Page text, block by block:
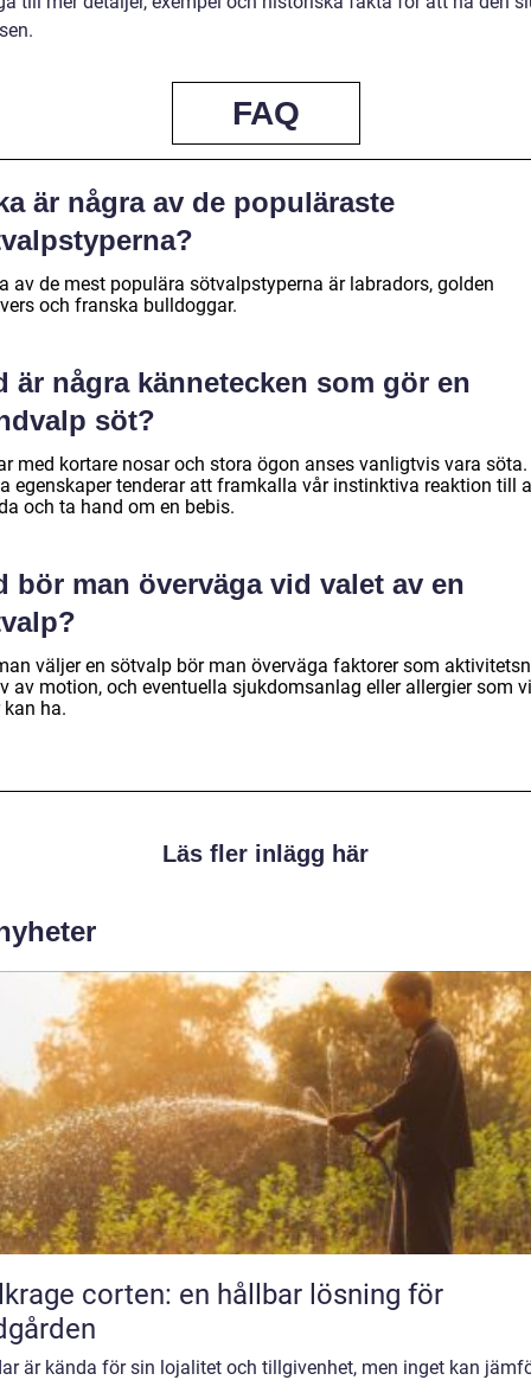
FAQ
är några av de populäraste
av de mest populära sötvalpstyperna är labradors, golden
och franska bulldoggar.
är några kännetecken som gör en
söt?
med kortare nosar och stora ögon anses vanligtvis vara söta.
egenskaper tenderar att framkalla vår instinktiva reaktion till
och ta hand om en bebis.
bör man överväga vid valet av en
väljer en sötvalp bör man överväga faktorer som
av motion, och eventuella sjukdomsanlag eller allergier som
kan ha.
Läs fler inlägg här
corten: en hållbar lösning för
är kända för sin lojalitet och tillgivenhet, men inget kan